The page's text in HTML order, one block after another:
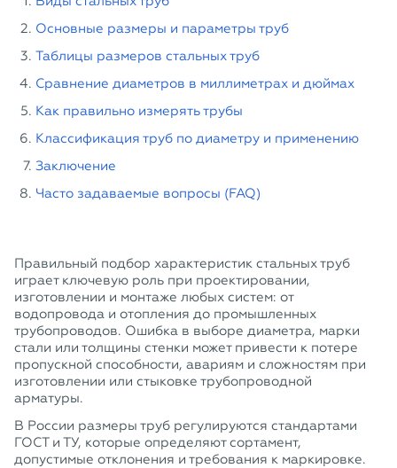
Основные размеры и параметры труб
Таблицы размеров стальных труб
Сравнение диаметров в миллиметрах и дюймах
Как правильно измерять трубы
Классификация труб по диаметру и применению
Заключение
Часто задаваемые вопросы (FAQ)
Правильный подбор характеристик стальных труб
играет ключевую роль при проектировании,
изготовлении и монтаже любых систем: от
водопровода и отопления до промышленных
трубопроводов. Ошибка в выборе диаметра, марки
стали или толщины стенки может привести к потере
пропускной способности, авариям и сложностям при
изготовлении или стыковке трубопроводной
арматуры.
В России размеры труб регулируются стандартами
ГОСТ и ТУ, которые определяют сортамент,
допустимые отклонения и требования к маркировке.